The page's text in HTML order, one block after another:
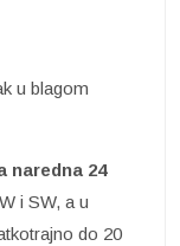
u blagom
naredna 24
i SW, a u
do 20